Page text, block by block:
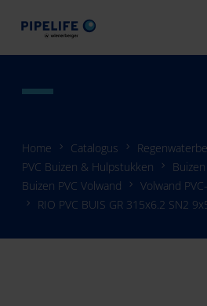
Home Catalogus
PVC Buizen & Hulpstukken
Buizen
Buizen PVC Volwand
Volwand
RIO PVC BUIS GR 315x6.2 SN2